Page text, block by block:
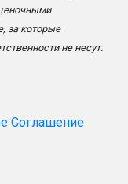
за которые
не несут.
Соглашение